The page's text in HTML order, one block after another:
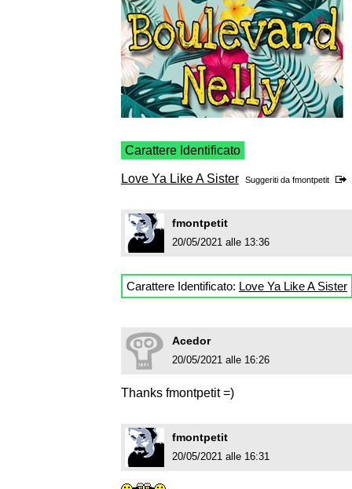
Carattere Identificato
Love Ya Like A Sister Suggeriti da fmontpetit
fmontpetit
20/05/2021 alle 13:36
Carattere Identificato: Love Ya Like A Sister
Acedor
20/05/2021 alle 16:26
Thanks fmontpetit =)
fmontpetit
20/05/2021 alle 16:31